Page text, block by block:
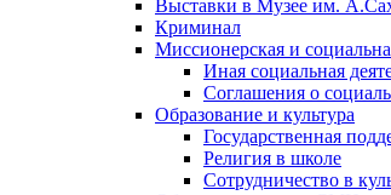
Выставки в Музее им.
Криминал
Миссионерская и
Иная социальная
Соглашения о
Образование и культура
Государственная
Религия в школе
Сотрудничество в